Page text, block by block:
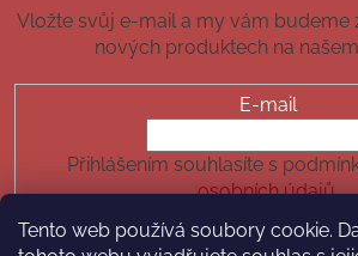
Tento web používá soubory cookie.
Vložte svůj e-mail a my vám budeme
nových produktech na
E-mail
Přihlášením souhlasíte s
osobních údajů.
PŘIHLÁSIT SE